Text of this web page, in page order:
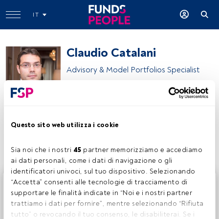
Questo sito web utilizza i cookie
Sia noi che i nostri 45 partner memorizziamo e accediamo
ai dati personali, come i dati di navigazione o gli
identificatori univoci, sul tuo dispositivo. Selezionando
“Accetta” consenti alle tecnologie di tracciamento di
supportare le finalità indicate in “Noi e i nostri partner
trattiamo i dati per fornire”, mentre selezionando “Rifiuta
tutto” o revocando il tuo consenso, le disabiliterai. Se i
IT
Claudio Catalani
Advisory & Model Portfolios Specialist
Condividi:
Questo è un articolo riservato agli utenti FundsPeople. Se
sei già registrato, accedi tramite il pulsante Login. Se non
hai ancora un account, ti invitiamo a registrarti per scoprire
tutti i contenuti che FundsPeople ha da offrire.